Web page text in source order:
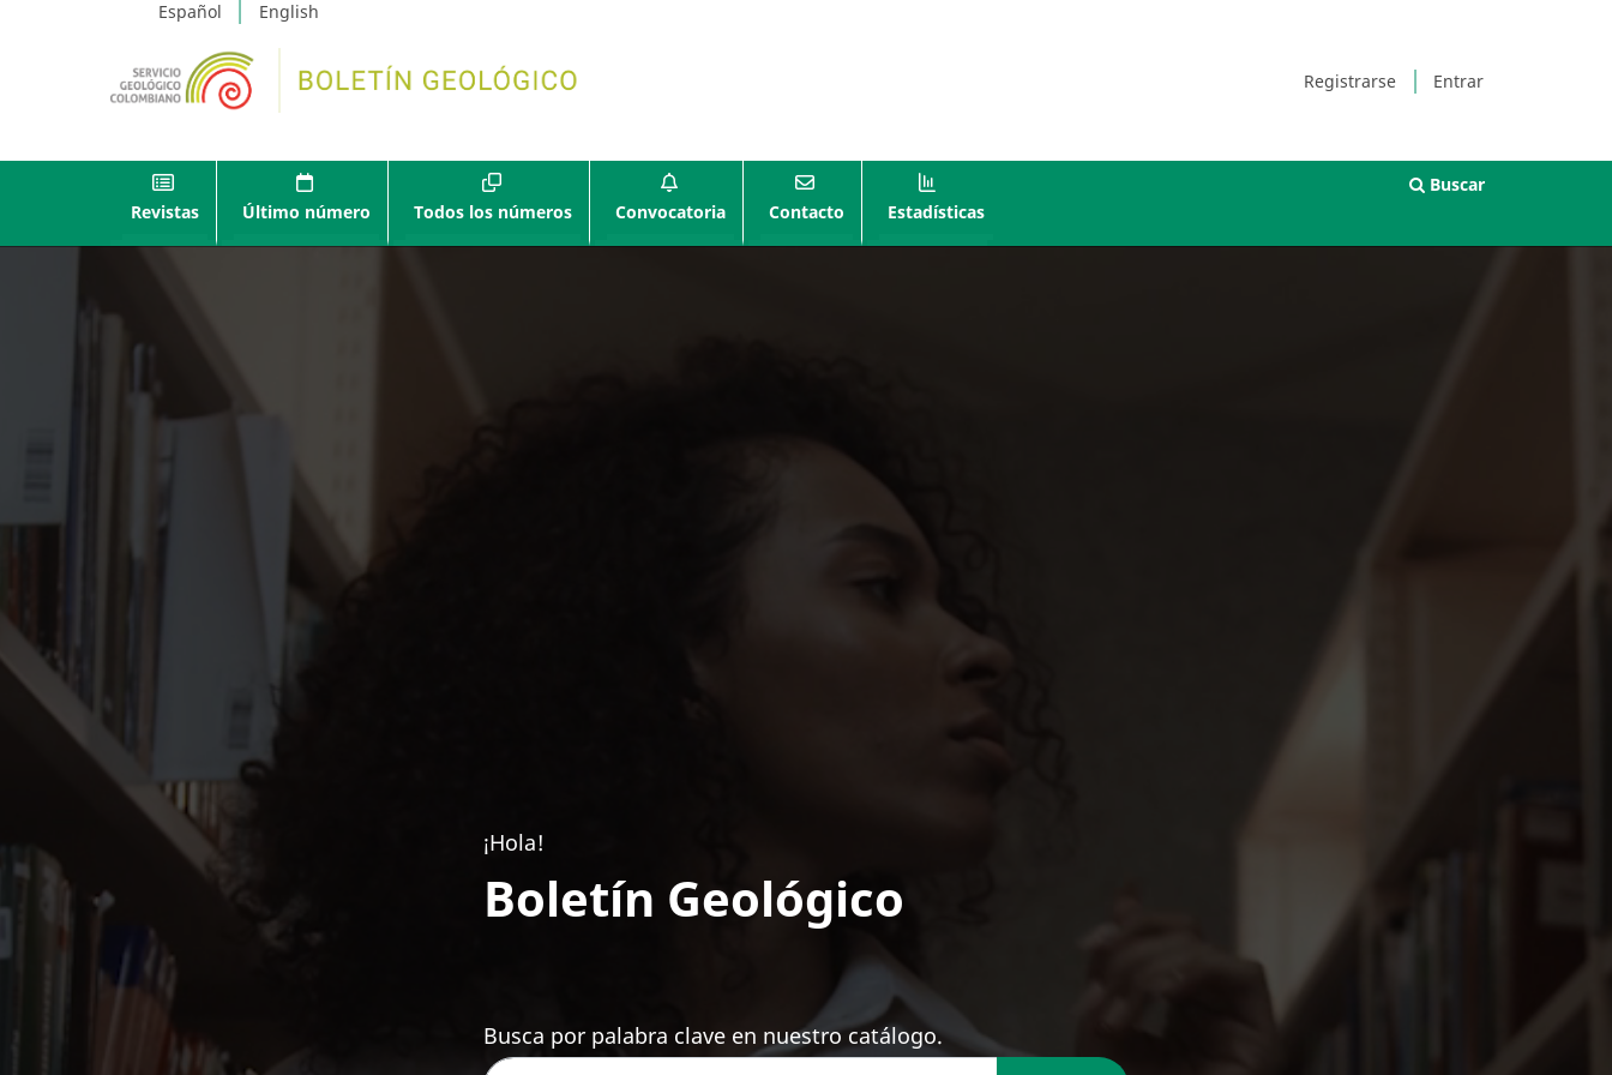
Español English
Registrarse Entrar
Revistas Último número Todos los números Convocatoria Contacto Estadísticas
Buscar
¡Hola!
Boletín Geológico
Busca por palabra clave en nuestro catálogo.